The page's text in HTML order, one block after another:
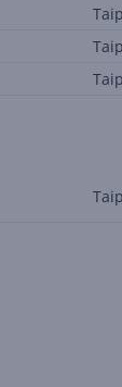
Taip
Taip
Taip
Taip